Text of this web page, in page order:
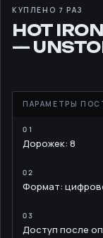
КУПЛЕНО 7 РАЗ
HOT
—
Дорожек: 8
Формат:
Доступ после